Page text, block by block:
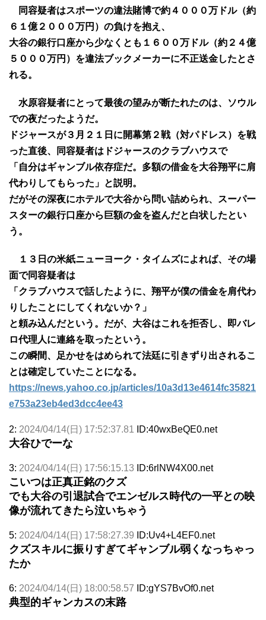
同容疑者はスポーツの違法賭博で約４０００万ドル（約
６１億２０００万円）の負けを抱え、
大谷の銀行口座から少なくとも１６００万ドル（約２４億
５０００万円）を違法ブックメーカーに不正送金したとさ
れる。
水原容疑者にとって最後の望みが断たれたのは、ソウル
での夜だったようだ。
ドジャースが３月２１日に開幕第２戦（対パドレス）を戦
った直後、同容疑者はドジャースのクラブハウスで
「自分はギャンブル依存症だ。多額の借金を大谷翔平に肩
代わりしてもらった」と説明。
だがその深夜にホテルで大谷から問い詰められ、スーパー
スターの銀行口座から巨額の金を盗んだと白状したとい
う。
１３日の米紙ニューヨーク・タイムズによれば、その場
面で同容疑者は
「クラブハウスで話したように、翔平が僕の借金を肩代わ
りしたことにしてくれないか？」
と頼み込んだという。だが、大谷はこれを拒否し、即バレ
ロ代理人に連絡を取ったという。
この瞬間、足かせをはめられて法廷に引きずり出されるこ
とは確定していたことになる。
https://news.yahoo.co.jp/articles/10a3d13e4614fc35821
e753a23eb4ed3dcc4ee43
2: 2024/04/14(日) 17:52:37.81 ID:40wxBeQE0.net
大谷ひでーな
3: 2024/04/14(日) 17:56:15.13 ID:6rlNW4X00.net
こいつは正真正銘のクズ
でも大谷の引退試合でエンゼルス時代の一平との映
像が流れてきたら泣いちゃう
5: 2024/04/14(日) 17:58:27.39 ID:Uv4+L4EF0.net
クズスキルに振りすぎてギャンブル弱くなっちゃっ
たか
6: 2024/04/14(日) 18:00:58.57 ID:gYS7BvOf0.net
典型的ギャンカスの末路